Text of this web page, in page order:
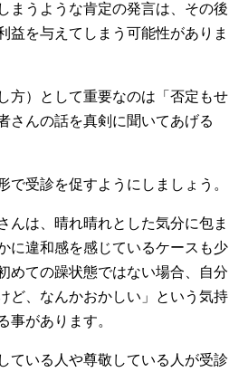
まうような肯定の発言は、その後
益を与えてしまう可能性がありま
方）として重要なのは「否定もせ
さんの話を真剣に聞いてあげる
で受診を促すようにしましょう。
んは、晴れ晴れとした気分に包ま
に違和感を感じているケースも少
めての躁状態ではない場合、自分
ど、なんかおかしい」という気持
事があります。
ている人や尊敬している人が受診